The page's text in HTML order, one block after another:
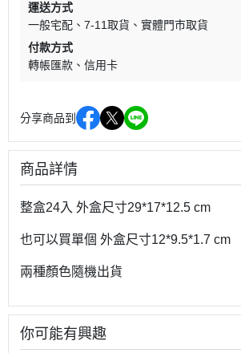
運送方式
一般宅配
7-11取貨
實體門市取貨
付款方式
轉帳匯款
信用卡
分享商品到
商品詳情
整盒24入 外盒尺寸29*17*12.5 cm
也可以買單個 外盒尺寸12*9.5*1.7 cm
兩種顏色隨機出貨
你可能有興趣